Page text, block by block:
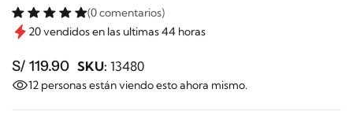
(0 comentarios)
20 vendidos en las ultimas 44 horas
S/ 119.90 SKU: 13480
12 personas están viendo esto ahora mismo.